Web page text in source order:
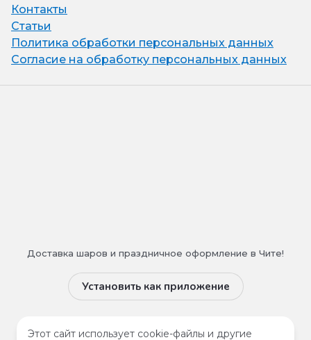
Контакты
Статьи
Политика обработки персональных данных
Согласие на обработку персональных данных
Доставка шаров и праздничное оформление в Чите!
Установить как приложение
Мы в сети
Этот сайт использует cookie-файлы и другие